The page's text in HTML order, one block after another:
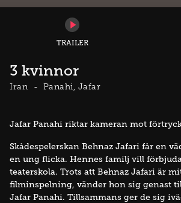
TRAILER
3 kvinnor
Iran Panahi, Jafar
Jafar Panahi riktar kameran mot
Skådespelerskan Behnaz Jafari får en
en ung flicka. Hennes familj vill
teaterskola. Trots att Behnaz Jafari är
filminspelning, vänder hon sig genast
Jafar Panahi. Tillsammans ger de sig